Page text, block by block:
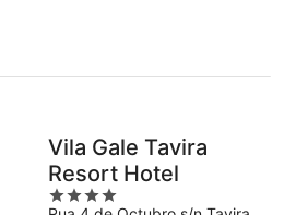
Vila Gale Tavira
Resort Hotel
4